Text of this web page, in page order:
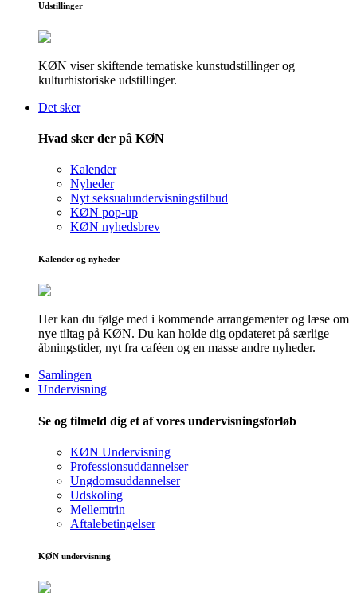
Udstillinger
KØN viser skiftende tematiske kunstudstillinger og
kulturhistoriske udstillinger.
Det sker
Hvad sker der på KØN
Kalender
Nyheder
Nyt seksualundervisningstilbud
KØN pop-up
KØN nyhedsbrev
Kalender og nyheder
Her kan du følge med i kommende arrangementer og læse om
nye tiltag på KØN. Du kan holde dig opdateret på særlige
åbningstider, nyt fra caféen og en masse andre nyheder.
Samlingen
Undervisning
Se og tilmeld dig et af vores undervisningsforløb
KØN Undervisning
Professionsuddannelser
Ungdomsuddannelser
Udskoling
Mellemtrin
Aftalebetingelser
KØN undervisning